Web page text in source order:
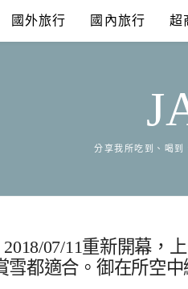
國外旅行 國內旅行 超
分享我所吃到、喝到
07/11重新開幕，
雪都適合。御在所空中